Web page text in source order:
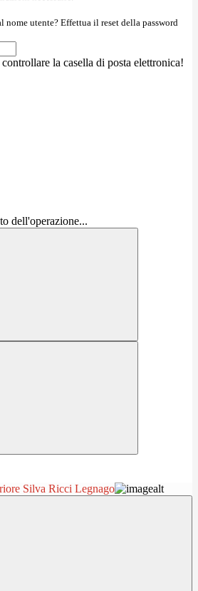
nome utente? Effettua il reset della password
la casella di posta elettronica!
dell'operazione...